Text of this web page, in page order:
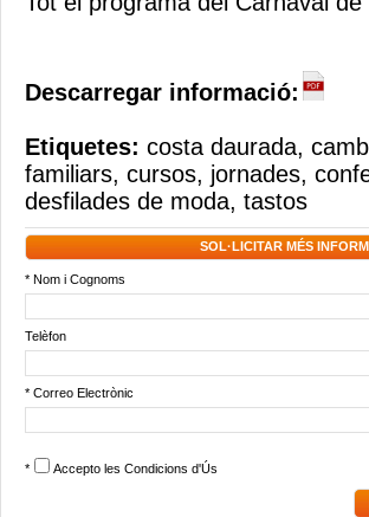
Descarregar informació:
Etiquetes: costa daurada,
familiars, cursos, jornades,
desfilades de moda, tastos
SOL·LICITAR MÉS
* Nom i Cognoms
Telèfon
* Correo Electrònic
* Accepto les Condicions d'Ús